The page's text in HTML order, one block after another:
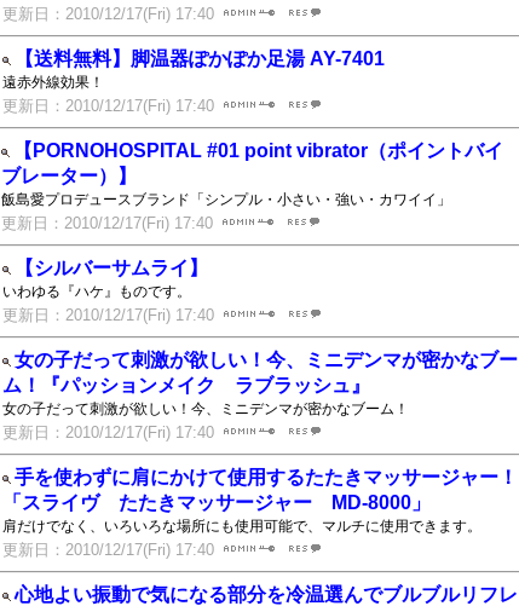
更新日：2010/12/17(Fri) 17:40
【送料無料】脚温器ぽかぽか足湯 AY-7401
遠赤外線効果！
更新日：2010/12/17(Fri) 17:40
【PORNOHOSPITAL #01 point vibrator（ポイントバイ
ブレーター）】
飯島愛プロデュースブランド「シンプル・小さい・強い・カワイイ」
更新日：2010/12/17(Fri) 17:40
【シルバーサムライ】
いわゆる『ハケ』ものです。
更新日：2010/12/17(Fri) 17:40
女の子だって刺激が欲しい！今、ミニデンマが密かなブー
ム！『パッションメイク ラブラッシュ』
女の子だって刺激が欲しい！今、ミニデンマが密かなブーム！
更新日：2010/12/17(Fri) 17:40
手を使わずに肩にかけて使用するたたきマッサージャー！
「スライヴ たたきマッサージャー MD-8000」
肩だけでなく、いろいろな場所にも使用可能で、マルチに使用できます。
更新日：2010/12/17(Fri) 17:40
心地よい振動で気になる部分を冷温選んでブルブルリフレ